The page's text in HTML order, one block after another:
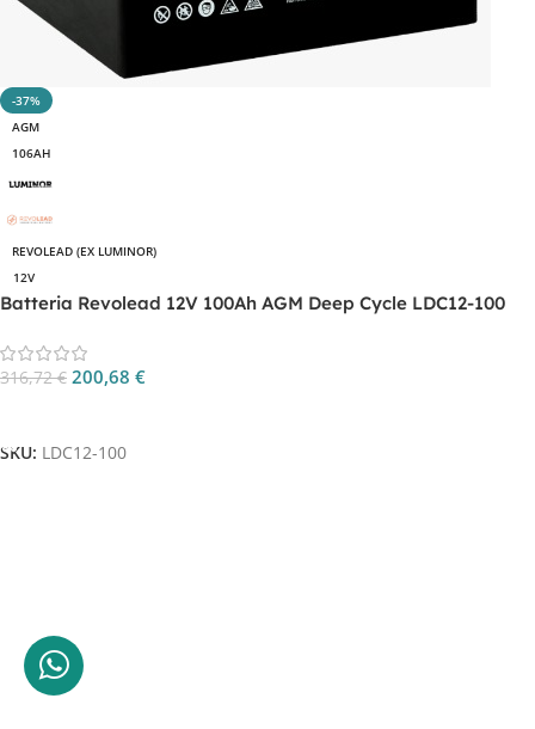
-37%
AGM
106AH
REVOLEAD (EX LUMINOR)
12V
Batteria Revolead 12V 100Ah AGM Deep Cycle LDC12-100
316,72€ 200,68 €
SKU: LDC12-100